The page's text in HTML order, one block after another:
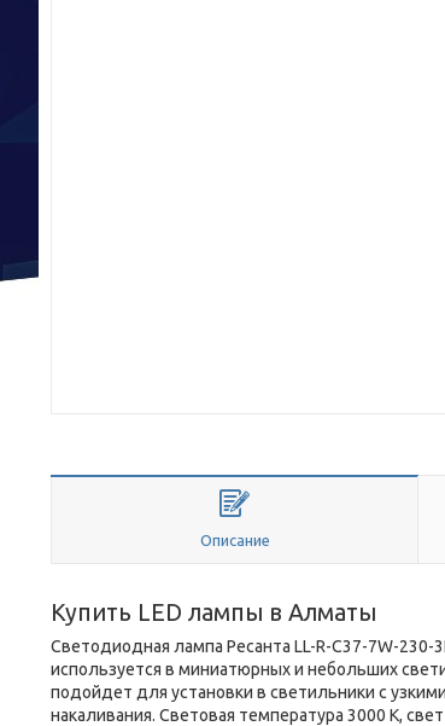
Описание
Купить LED лампы в Алматы
Светодиодная лампа Ресанта LL-R-C37-7W-230-
используется в миниатюрных и небольших
подойдет для установки в светильники с
накаливания. Световая температура 3000 К,